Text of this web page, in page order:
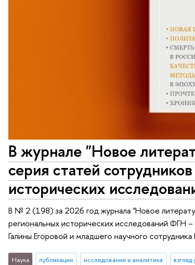
В журнале "Новое
серия статей
исторических
В № 2 (198) за 2026 год журнала "Новое
региональных исторических исследований ФГН
Галины Егоровой и младшего научного
Наука публикации исследования и аналитика взгляд